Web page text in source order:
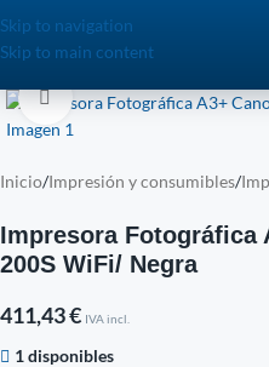
Skip to navigation
Skip to main content
Click to enlarge
Inicio/Impresión y consumibles/
Impresora Fotográfica
200S WiFi/ Negra
411,43€ IVA incl.
1 disponibles